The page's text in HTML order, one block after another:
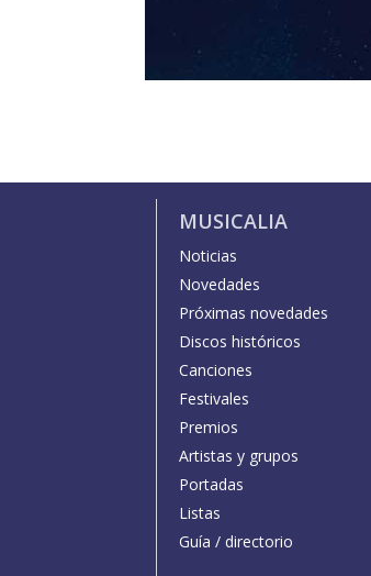
MUSICALIA
Noticias
Novedades
Próximas novedades
Discos históricos
Canciones
Festivales
Premios
Artistas y grupos
Portadas
Listas
Guía / directorio